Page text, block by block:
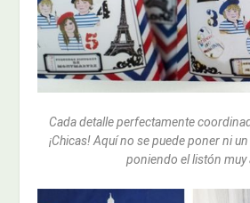
Cada detalle perfectamente
¡Chicas! Aquí no se puede poner ni
poniendo el listón muy